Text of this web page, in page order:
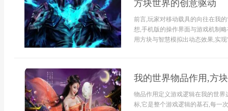
方块世界的创意驱动
前言,玩家对移动载具的向往在我
想,手机版的操作界面与游戏机制
用方块与智慧模拟出动态效果,实现
我的世界物品作用,方
物品作用定义游戏逻辑在我的世
标,它是整个游戏逻辑的基石,每一